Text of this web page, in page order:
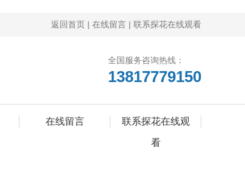
返回首页 | 在线留言 | 联系探花在线观看
全国服务咨询热线：
13817779150
在线留言 联系探花在线观
看